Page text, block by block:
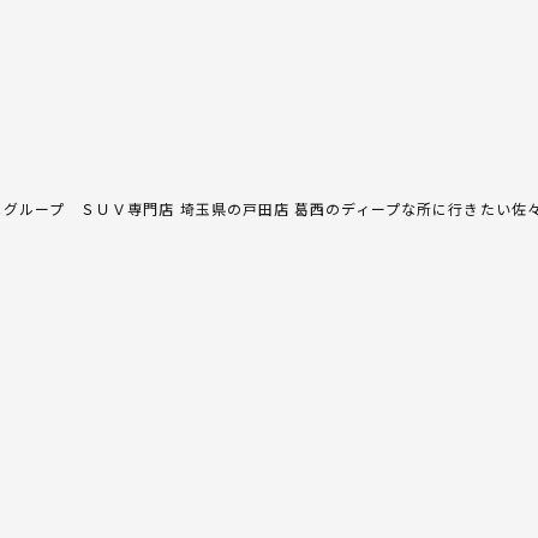
ループ ＳＵＶ専門店 埼玉県の戸田店 葛西のディープな所に行きたい佐